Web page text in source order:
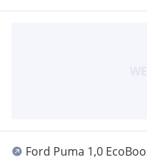
Ford Puma 1,0